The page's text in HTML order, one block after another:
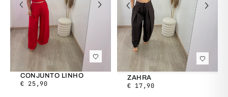
CONJUNTO LINHO
€ 25,90
ZAHRA
€ 17,90